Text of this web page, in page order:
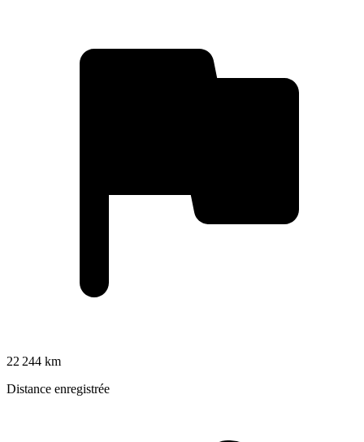
22 244 km
Distance enregistrée